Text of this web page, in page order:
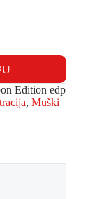
Edition edp
, Muški